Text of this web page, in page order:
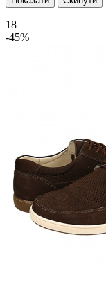
18
-45%